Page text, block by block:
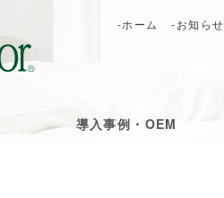
導入事例・OEM
-ホーム -お知らせ